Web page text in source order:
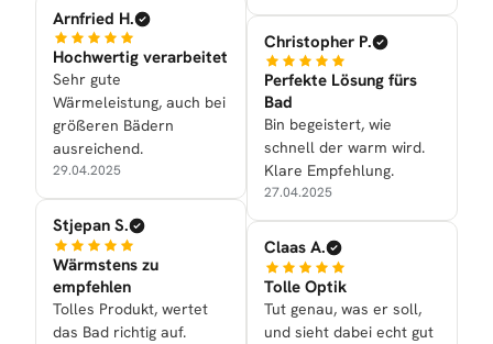
Arnfried H.
Hochwertig verarbeitet
Sehr gute
Wärmeleistung, auch bei
größeren Bädern
ausreichend.
29.04.2025
Stjepan S.
Wärmstens zu
empfehlen
Tolles Produkt, wertet
das Bad richtig auf.
Christopher P.
Perfekte Lösung fürs
Bad
Bin begeistert, wie
schnell der warm wird.
Klare Empfehlung.
27.04.2025
Claas A.
Tolle Optik
Tut genau, was er soll,
und sieht dabei echt gut